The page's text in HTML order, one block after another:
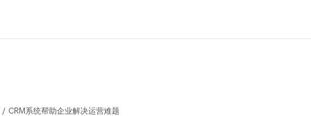
/ CRM系统帮助企业解决运营难题